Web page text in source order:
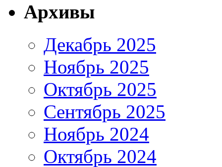
Архивы
Декабрь 2025
Ноябрь 2025
Октябрь 2025
Сентябрь 2025
Ноябрь 2024
Октябрь 2024